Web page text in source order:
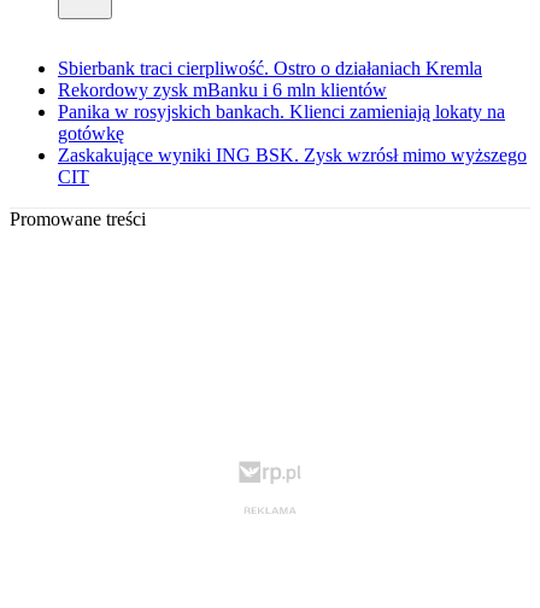
Sbierbank traci cierpliwość. Ostro o działaniach Kremla
Rekordowy zysk mBanku i 6 mln klientów
Panika w rosyjskich bankach. Klienci zamieniają lokaty na
gotówkę
Zaskakujące wyniki ING BSK. Zysk wzrósł mimo wyższego
CIT
Promowane treści